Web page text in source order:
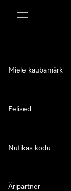
Miele kaubamärk
Eelised
Nutikas kodu
Äripartner